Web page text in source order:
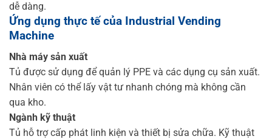
dễ dàng.
Ứng dụng thực tế của Industrial Vending
Machine
Nhà máy sản xuất
Tủ được sử dụng để quản lý PPE và các dụng cụ sản xuất.
Nhân viên có thể lấy vật tư nhanh chóng mà không cần
qua kho.
Ngành kỹ thuật
Tủ hỗ trợ cấp phát linh kiện và thiết bị sửa chữa. Kỹ thuật